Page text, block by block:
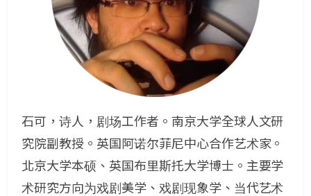
石可，诗人，剧场工作者。南京大学全球人文研
究院副教授。英国阿诺尔菲尼中心合作艺术家。
北京大学本硕、英国布里斯托大学博士。主要学
术研究方向为戏剧美学、戏剧现象学、当代艺术